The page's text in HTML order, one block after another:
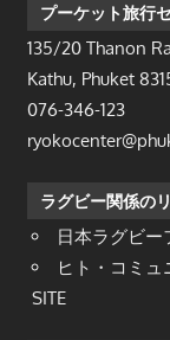
プーケット旅行
135/20 Thanon
Kathu, Phuket
076-346-123
ラグビー関係の
日本ラグビー
ヒト・コミュ
SITE